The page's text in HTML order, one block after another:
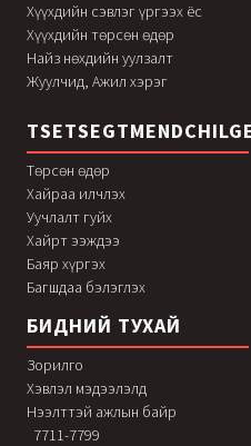
Хүүхдийн сэвлэг үргээх ёс
Хүүхдийн төрсөн өдөр
Найз нөхдийн уулзалт
Жуулчид, Ажил хэрэг
Төрсөн өдөр
Хайраа илчлэх
Уучлалт гуйх
Хайрт ээждээ
Баяр хүргэх
Багшдаа бэлэглэх
БИДНИЙ ТУХАЙ
Зорилго
Хэвлэл мэдээлэлд
Нээлттэй ажлын байр
7711-7799